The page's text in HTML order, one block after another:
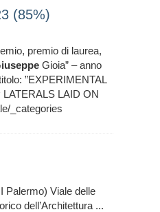
(85%)
premio di laurea,
Gioia” – anno
”EXPERIMENTAL
LAID ON
_categories
Palermo) Viale delle
dell’Architettura ...